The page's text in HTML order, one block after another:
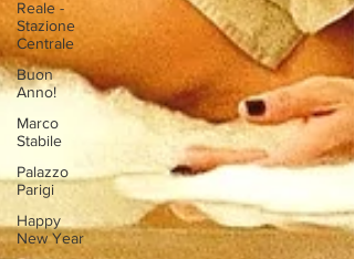
Reale -
Stazione
Centrale
Buon
Anno!
Marco
Stabile
Palazzo
Parigi
Happy
New Year